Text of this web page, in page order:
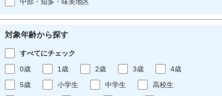
中部・知多・味美地区
対象年齢から探す
すべてにチェック
0歳
1歳 2歳 3歳
4歳
5歳
小学生 中学生
高校生